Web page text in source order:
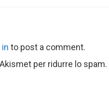
in to post a comment.
per ridurre lo spam.